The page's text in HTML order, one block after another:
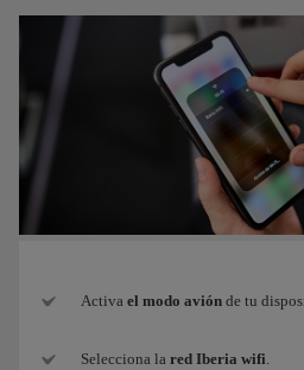
Activa el modo avión de tu
Selecciona la red Iberia wifi